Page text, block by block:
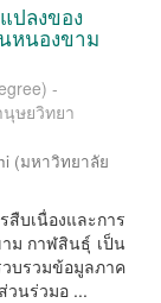
ปลงของ
หนองขาม
-
ษยวิทยา
(มหาวิทยาลัย
เนื่องและการ
ม กาฬสินธุ์ เป็น
บรวมข้อมูลภาค
วนร่วมอ ...